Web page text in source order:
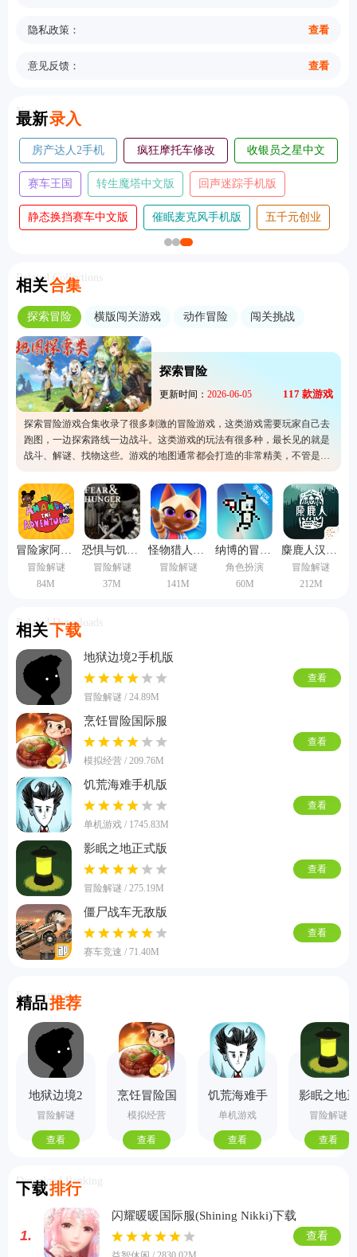
隐私政策： 查看
意见反馈： 查看
最新录入
New
房产达人2手机
版
疯狂摩托车修改
版
收银员之星中文
版
赛车王国
转生魔塔中文版 回声迷踪手机版
静态换挡赛车中文版 催眠麦克风手机版 五千元创业
相关合集
Related Collections
探索冒险 横版闯关游戏 动作冒险 闯关挑战
探索冒险
更新时间： 2026-06-05 117 款游戏
探索冒险游戏合集收录了很多刺激的冒险游戏，这类游戏需要玩家自己去
跑图，一边探索路线一边战斗。这类游戏的玩法有很多种，最长见的就是
战斗、解谜、找物这些。游戏的地图通常都会打造的非常精美，不管是森
林还是城市地图，都会非常还原和注重细节，玩家可以尽情体验。
冒险解谜
84M
冒险解谜
37M
冒险解谜
141M
角色扮演
60M
冒险解谜
212M
相关下载
Related Downloads
地狱边境2手机版
冒险解谜 / 24.89M
查看
烹饪冒险国际服
模拟经营 / 209.76M
查看
饥荒海难手机版
单机游戏 / 1745.83M
查看
影眠之地正式版
冒险解谜 / 275.19M
查看
僵尸战车无敌版
赛车竞速 / 71.40M
查看
精品推荐
Recommend
地狱边境2
手机版
冒险解谜
查看
烹饪冒险国
际服
模拟经营
查看
饥荒海难手
机版
单机游戏
查看
影眠之地
式版
冒险解谜
查看
下载排行
Download Ranking
1.
闪耀暖暖国际服(Shining Nikki)下载
查看